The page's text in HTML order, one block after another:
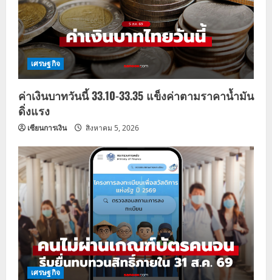
a
t
i
o
n
เศรษฐกิจ
ค่าเงินบาทวันนี้ 33.10-33.35 แข็งค่าตามราคาน้ำมัน
ดิ่งแรง
เซียนการเงิน สิงหาคม 5, 2026
เศรษฐกิจ